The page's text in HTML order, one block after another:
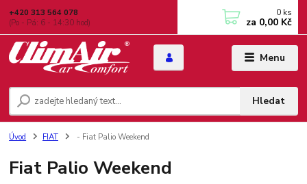
Menu
Hledat
+420 313 564 078
(Po - Pá: 6 - 14:30 hod)
0 ks
za 0,00 Kč
Úvod FIAT - Fiat Palio Weekend
Fiat Palio Weekend